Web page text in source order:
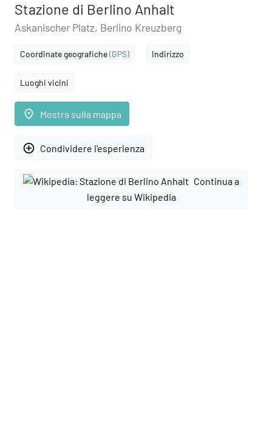
Stazione di Berlino Anhalt
Askanischer Platz, Berlino Kreuzberg
Coordinate geografiche(GPS) Indirizzo
Luoghi vicini
place Mostra sulla mappa
add_circle_outline Condividere l'esperienza
Continua a
leggere su Wikipedia